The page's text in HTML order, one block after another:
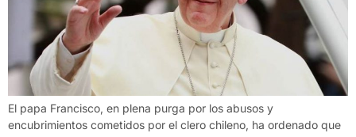
El papa Francisco, en plena purga por los abusos y
encubrimientos cometidos por el clero chileno, ha ordenado que